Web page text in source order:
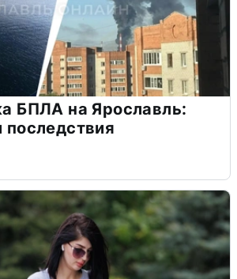
БПЛА на Ярославль:
последствия